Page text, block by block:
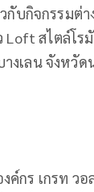
กับกิจกรรม
Loft สไตล์โ
งเลน จังหวั
กร เกรท วอ